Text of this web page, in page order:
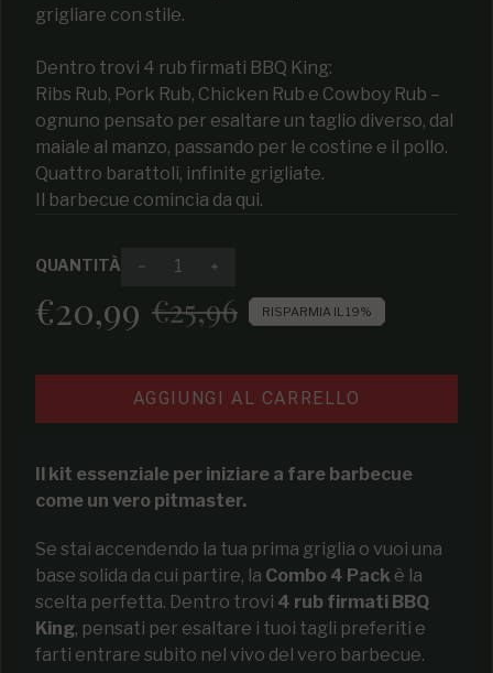
grigliare con stile.
Dentro trovi 4 rub firmati BBQ King:
Ribs Rub, Pork Rub, Chicken Rub e Cowboy Rub –
ognuno pensato per esaltare un taglio diverso, dal
maiale al manzo, passando per le costine e il pollo.
Quattro barattoli, infinite grigliate.
Il barbecue comincia da qui.
QUANTITÀ
Diminuire la quantità per Combo 4 Pack
Prezzo di vendita
€20,99
Prezzo regolare€25,96 RISPARMIA IL 19%
AGGIUNGI AL CARRELLO
Il kit essenziale per iniziare a fare barbecue
come un vero pitmaster.
Se stai accendendo la tua prima griglia o vuoi una
base solida da cui partire, la Combo 4 Pack è la
scelta perfetta. Dentro trovi 4 rub firmati BBQ
King, pensati per esaltare i tuoi tagli preferiti e
farti entrare subito nel vivo del vero barbecue.